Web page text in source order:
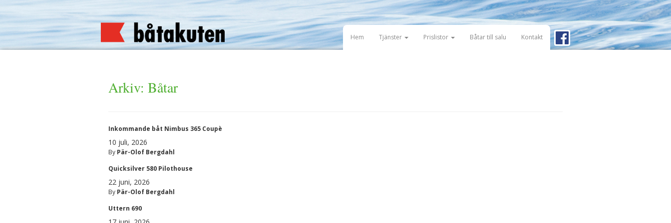
Hem Tjänster Prislistor Båtar till salu Kontakt
Arkiv: Båtar
Inkommande båt Nimbus 365 Coupè
10 juli, 2026
By Pär-Olof Bergdahl
Quicksilver 580 Pilothouse
22 juni, 2026
By Pär-Olof Bergdahl
Uttern 690